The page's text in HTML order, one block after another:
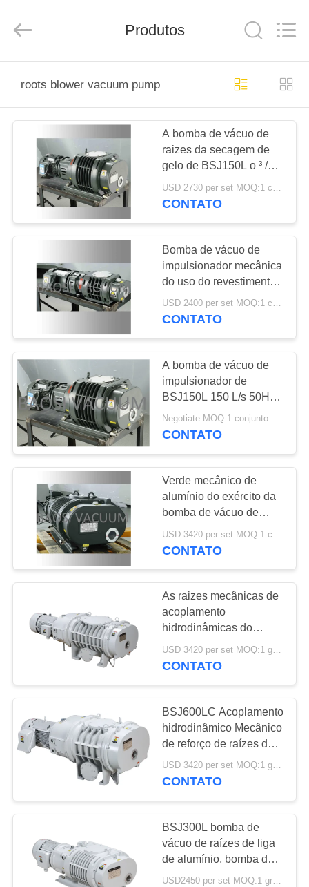
CASA
PRODUTOS
SOBRE
NÓS
FÁBRICA
CONTROLE
DE
QUALIDADE
CONTACTE-
NOS
SOLICITE UM
ORÇAMENTO
BAOSI
COMPRESSOR
MAPA
POLÍTICA
DE
PRIVACIDADE
Energy
Equipment
Produtos
roots blower vacuum pump
A bomba de vácuo de
raizes da secagem de
gelo de BSJ150L o ³ /h
de 500 m enraíza a
bomba de vácuo do
USD 2730 per set MOQ:1 conjunto
CONTATO
Bomba de vácuo de
impulsionador mecânica
do uso do revestimento
de BSJ70L, bomba de
vácuo do ventilador de
USD 2400 per set MOQ:1 conjunto
CONTATO
A bomba de vácuo de
impulsionador de
BSJ150L 150 L/s 50Hz
3HP, a liga de alumínio
fez a bomba de
Negotiate MOQ:1 conjunto
CONTATO
Verde mecânico de
alumínio do exército da
bomba de vácuo de
impulsionador 50Hz da
liga 300 L/s de BSJ300L
CONTATO
As raizes mecânicas de
acoplamento
hidrodinâmicas do
impulsionador de
BSJ1200LC limpam o ³
USD 3420 per set MOQ:1 grupo
CONTATO
BSJ600LC Acoplamento
hidrodinâmico Mecânico
de reforço de raízes de
bomba de vácuo
USD 3420 per set MOQ:1 grupo
CONTATO
BSJ300L bomba de
vácuo de raízes de liga
de alumínio, bomba de
reforço 1000m3/h 3.7kW
USD2450 per set MOQ:1 grupo